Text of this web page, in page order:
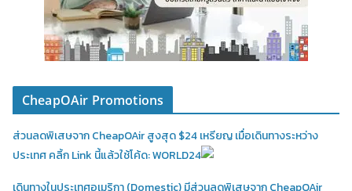
CheapOAir Promotions
ส่วนลดพิเสษจาก CheapOAir สูงสุด $24 เหรียญ เมื่อเดินทางระหว่าง
ประเทศ คลิ้ก Link นี้แล้วใช้โค้ด: WORLD24
เดินทางในประเทศอเมริกา (Domestic)มีส่วนลดพิเสษจาก CheapOAir